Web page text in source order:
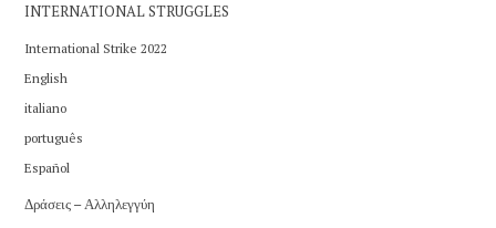
INTERNATIONAL STRUGGLES
International Strike 2022
English
italiano
português
Español
Δράσεις – Αλληλεγγύη